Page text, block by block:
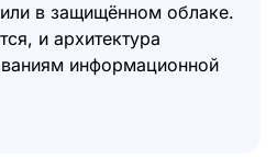
в защищённом облаке.
и архитектура
информационной